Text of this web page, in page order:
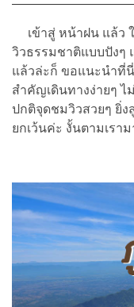
เข้าสู่ หน้าฝน แล้ว
วิวธรรมชาติแบบปังๆ
แล้วล่ะก็ ขอแนะนำที่นี่
สำคัญเดินทางง่ายๆ ไ
ปกติจุดชมวิวสวยๆ ยิ่ง
ยกเว้นค่ะ งั้นตามเราม